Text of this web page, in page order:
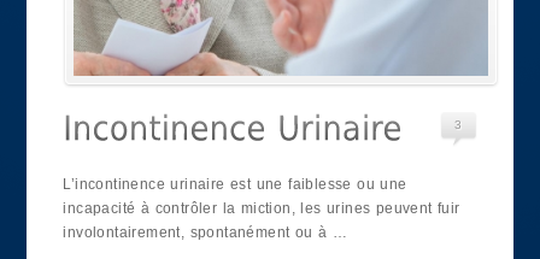
3
L’incontinence urinaire est une faiblesse ou une
incapacité à contrôler la miction, les urines peuvent fuir
involontairement, spontanément ou à …